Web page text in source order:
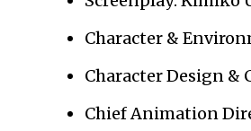
Character &
Character Design
Chief Animation